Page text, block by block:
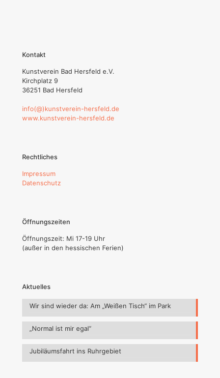
Kontakt
Kunstverein Bad Hersfeld e.V.
Kirchplatz 9
36251 Bad Hersfeld
info(@)kunstverein-hersfeld.de
www.kunstverein-hersfeld.de
Rechtliches
Impressum
Datenschutz
Öffnungszeiten
Öffnungszeit: Mi 17-19 Uhr
(außer in den hessischen Ferien)
Aktuelles
Wir sind wieder da: Am „Weißen Tisch“ im Park
„Normal ist mir egal“
Jubiläumsfahrt ins Ruhrgebiet